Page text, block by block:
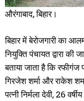
औरंगाबाद, बिहार।
बिहार में बेरोजगारी का
नियुक्ति पंचायत द्वारा
बताया जाता है कि रफीगंज
गिरजेश शर्मा और राकेश
पत्नी निर्मला देवी, 26